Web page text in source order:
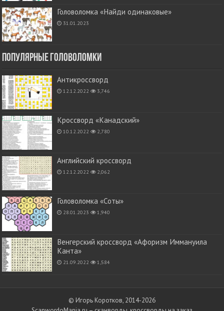
Головоломка «Найди одинаковые»
31.01.2023
Популярные головоломки
Антикроссворд
12.12.2022 3,746
Кроссворд «Канадский»
10.12.2022 2,780
Английский кроссворд
12.12.2022 2,062
Головоломка «Соты»
28.01.2023 1,940
Венгерский кроссворд «Афоризм Иммануила
Канта»
21.09.2022 1,584
© Игорь Коротков, 2014-2026